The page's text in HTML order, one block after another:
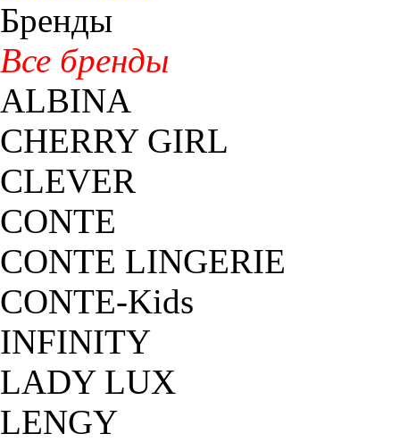
Бренды
Все бренды
ALBINA
CHERRY GIRL
CLEVER
CONTE
CONTE LINGERIE
CONTE-Kids
INFINITY
LADY LUX
LENGY